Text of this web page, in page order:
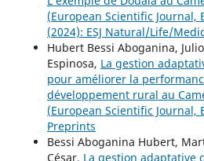
(European Scientific Journal,
(2024): ESJ Natural/Life/
Hubert Bessi Aboganina,
Espinosa, La gestion
pour améliorer la
développement rural au
(European Scientific Journal,
Preprints
Bessi Aboganina Hubert,
César, La gestion adaptative